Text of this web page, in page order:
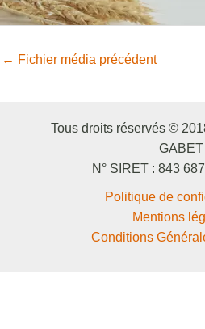
← Fichier média précédent
Tous droits réservés ©
GABET
N° SIRET : 843
Politique de
Mentions
Conditions